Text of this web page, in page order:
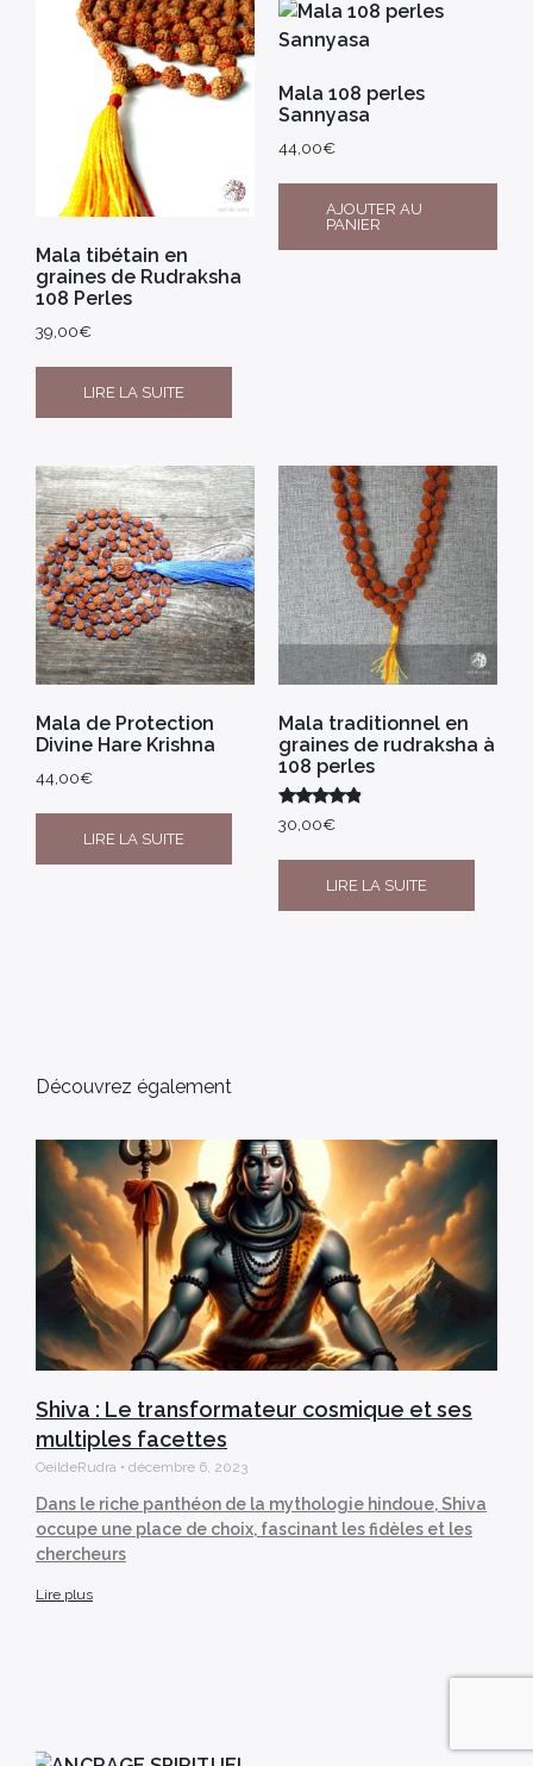
Mala tibétain en
graines de Rudraksha
108 Perles
39,00€
LIRE LA SUITE
Mala 108 perles
Sannyasa
44,00€
AJOUTER AU
PANIER
Mala de Protection
Divine Hare Krishna
44,00€
LIRE LA SUITE
Mala traditionnel en
graines de rudraksha à
108 perles
Note
4.67
30,00€
LIRE LA SUITE
Découvrez également
Shiva : Le transformateur cosmique et ses
multiples facettes
OeildeRudra décembre 6, 2023
Dans le riche panthéon de la mythologie hindoue, Shiva
occupe une place de choix, fascinant les fidèles et les
chercheurs
Lire plus